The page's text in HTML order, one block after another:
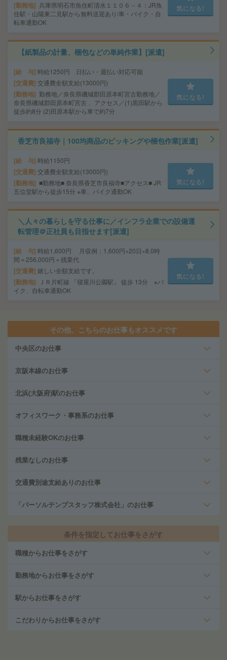
勤務地 兵庫県明石市魚住町清水１１０６－４：JR魚
住駅・山陽東二見駅から無料送迎あり/車・バイク・自
転車通勤OK
気になる!
【紙製品の計量、梱包などの単純作業】[派遣]
給 与 時給1250円 日払い・週払い対応可能
交通費 交通費全額支給(13000円)
勤務地 勤務地／奈良県磯城郡田原本町宮古勤務地／
奈良県磯城郡田原本町宮古 、アクセス／(1)黒田駅から
徒歩約8分 (2)田原本駅から車で約7分
気になる!
香芝市良福寺｜100均商品のピッキングや梱包作業[派遣]
給 与 時給1150円
交通費 交通費全額支給(13000円)
勤務地
■勤務地■ 奈良県香芝市良福寺■アクセス■ JR
五位堂駅から徒歩15分 ※車、バイク通勤OK
気になる!
＼人々の暮らしを守る仕事に／インフラ企業での設備運
転管理＠正社員も目指せます[派遣]
給 与 時給1,600円 月収例：1,600円×20日×8.0時
間＝256,000円＋残業代
交通費 嬉しい全額支給です。
勤務地
ＪＲ片町線 「寝屋川公園駅」 徒歩 13分 ※バ
イク、自転車通勤OK
気になる!
その他、こちらのお仕事もオススメです
中央区のお仕事
京阪本線のお仕事
北浜(大阪府)駅のお仕事
オフィスワーク・事務系のお仕事
職種未経験OKのお仕事
残業なしのお仕事
交通費別途支給ありのお仕事
「パーソルテンプスタッフ株式会社」のお仕事
条件を指定してお仕事をさがす
職種からお仕事をさがす
勤務地からお仕事をさがす
駅からお仕事をさがす
こだわりからお仕事をさがす